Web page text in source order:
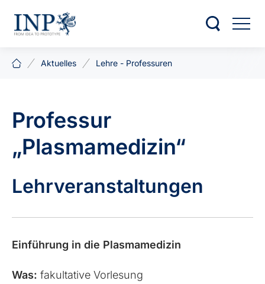
Aktuelles Lehre - Professuren
Professur
„Plasmamedizin“
Lehr­veran­stalt­ungen
Einführung in die Plasma­medizin
Was: fakultative Vorlesung